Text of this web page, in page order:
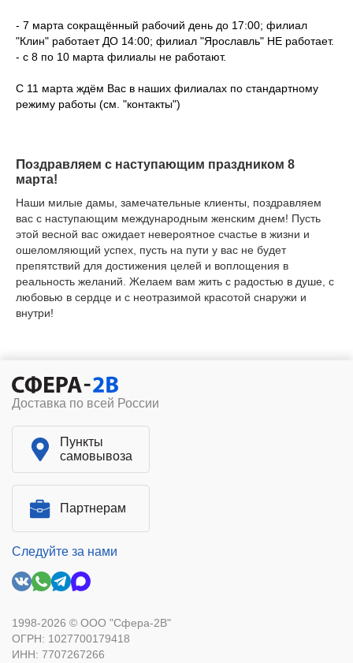
"Клин" работает ДО 14:00; филиал "Ярославль" НЕ работает.
- с 8 по 10 марта филиалы не работают.
режиму работы (см. "контакты")
марта!
Наши милые дамы, замечательные клиенты, поздравляем
вас с наступающим международным женским днем! Пусть
этой весной вас ожидает невероятное счастье в жизни и
ошеломляющий успех, пусть на пути у вас не будет
препятствий для достижения целей и воплощения в
реальность желаний. Желаем вам жить с радостью в душе, с
любовью в сердце и с неотразимой красотой снаружи и
внутри!
Доставка по всей России
Пункты
самовывоза
Следуйте за нами
ОГРН: 1027700179418
ИНН: 7707267266
КПП: 771801001